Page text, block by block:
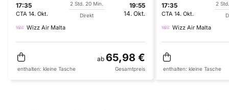
17:35
CTA 14. Okt.
2 Std. 20 Min.
Direkt
19:55
14. Okt.
Wizz Air Malta
ab 65,98 €
enthalten: kleine Tasche Gesamtpreis
17:35
CTA 14. Okt.
2
Wizz Air Malta
enthalten: kleine Tasche